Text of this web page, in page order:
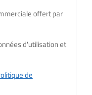
offert par
d'utilisation et
de